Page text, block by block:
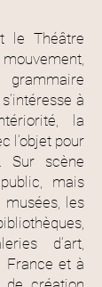
le Théâtre
à
la
l’objet pour
Sur scène
mais
les
d’art,
France et à